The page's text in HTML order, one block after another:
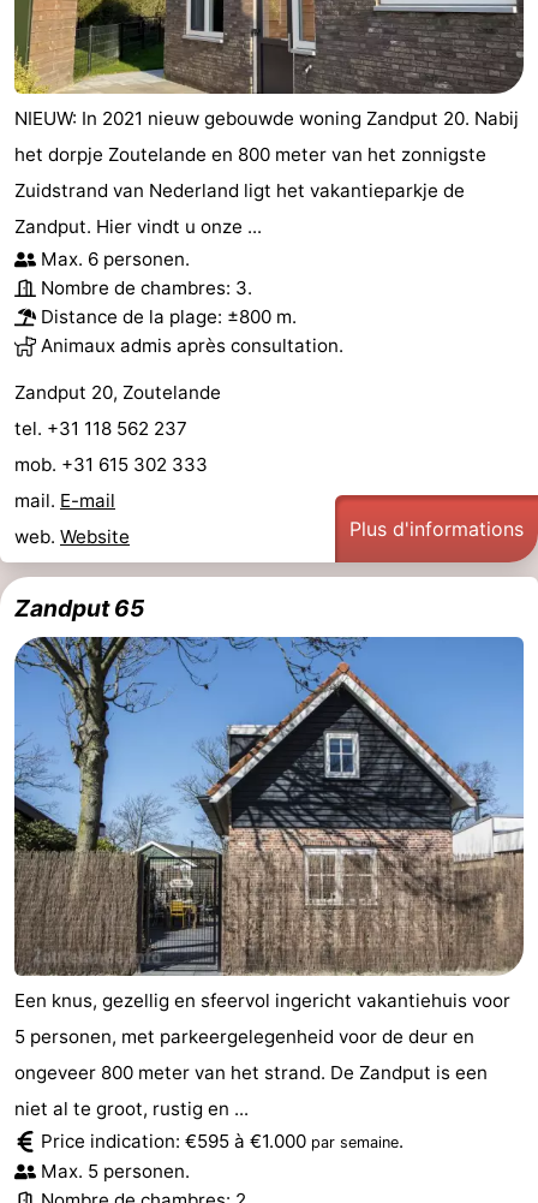
NIEUW: In 2021 nieuw gebouwde woning Zandput 20. Nabij
het dorpje Zoutelande en 800 meter van het zonnigste
Zuidstrand van Nederland ligt het vakantieparkje de
Zandput. Hier vindt u onze ...
Max. 6 personen.
Nombre de chambres: 3.
Distance de la plage: ±800 m.
Animaux admis après consultation.
Zandput 20, Zoutelande
tel. +31 118 562 237
mob. +31 615 302 333
mail. E-mail
web. Website Plus d'informations
Zandput 65
Een knus, gezellig en sfeervol ingericht vakantiehuis voor
5 personen, met parkeergelegenheid voor de deur en
ongeveer 800 meter van het strand. De Zandput is een
niet al te groot, rustig en ...
Price indication: €595 à €1.000 par semaine.
Max. 5 personen.